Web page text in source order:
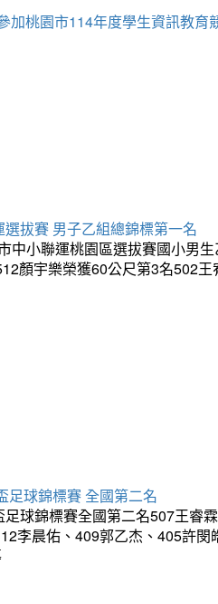
加桃園市114年度學生資訊教育
拔賽 男子乙組總錦標第一名
中小聯運桃園區選拔賽國小男
顏宇樂榮獲60公尺第3名502
足球錦標賽 全國第二名
球錦標賽全國第二名507王睿
李晨佑、409郭乙杰、405許